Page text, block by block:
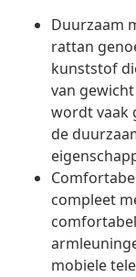
Duurzaam
rattan
kunststof
van
wordt vaak
de
compleet
mobiele